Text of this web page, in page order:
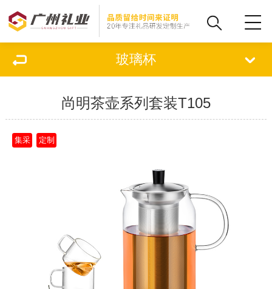
玻璃杯
尚明茶壶系列套装T105
集采 定制